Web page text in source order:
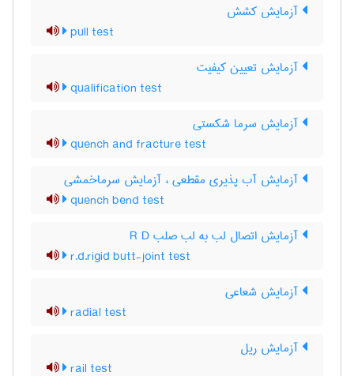
آزمایش کشش
pull test
آزمایش تعیین کیفیت
qualification test
آزمایش سرما شکستی
quench and fracture test
آزمایش آب پذیری مقطعی ، آزمایش سرماخمشی
quench bend test
آزمایش اتصال لب به لب صلب R D
r.d.rigid butt-joint test
آزمایش شعاعی
radial test
آزمایش ریل
rail test